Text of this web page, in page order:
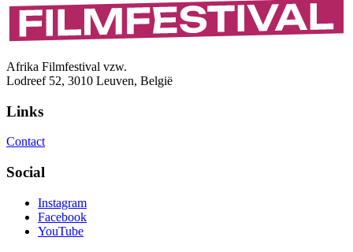
Afrika Filmfestival vzw.
Lodreef 52, 3010 Leuven, België
Links
Contact
Social
Instagram
Facebook
YouTube